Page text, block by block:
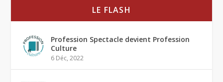
LE FLASH
Profession Spectacle devient Profession
Culture
6 Déc, 2022